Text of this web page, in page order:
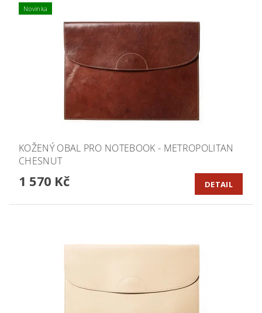
Novinka
KOŽENÝ OBAL PRO NOTEBOOK - METROPOLITAN
CHESNUT
1 570 Kč DETAIL